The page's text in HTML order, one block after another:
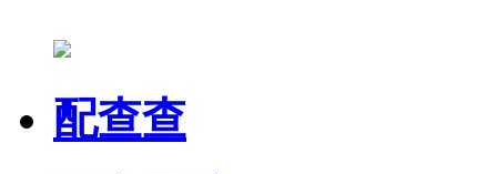
配查查